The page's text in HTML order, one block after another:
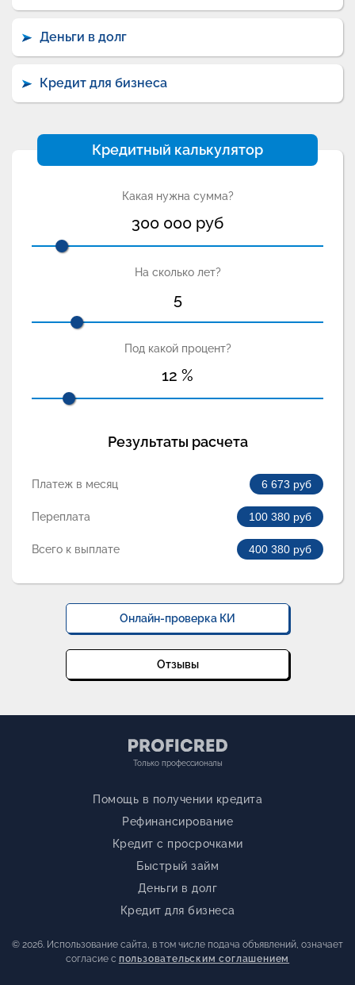
Деньги в долг
Кредит для бизнеса
Кредитный калькулятор
Какая нужна сумма?
300 000 руб
На сколько лет?
5
Под какой процент?
12 %
Результаты расчета
Платеж в месяц 6 673 руб
Переплата 100 380 руб
Всего к выплате 400 380 руб
Онлайн-проверка КИ
Отзывы
Только профессионалы
Помощь в получении кредита
Рефинансирование
Кредит с просрочками
Быстрый займ
Деньги в долг
Кредит для бизнеса
© 2026. Использование сайта, в том числе подача объявлений, означает
согласие с пользовательским соглашением